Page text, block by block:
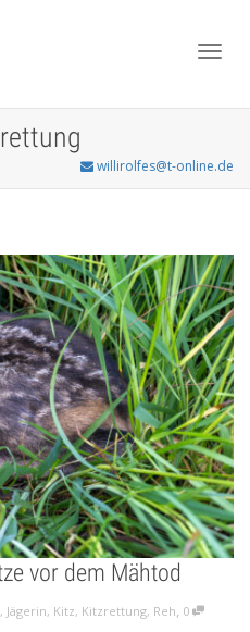
willirolfes@t-online.de
vor dem Mähtod
, Jägerin, Kitz, Kitzrettung, Reh, 0